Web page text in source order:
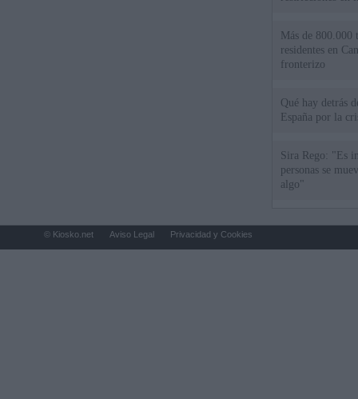
Más de 800.000
residentes en
fronterizo
Qué hay detrás
España por la
Sira Rego: "Es
personas se
algo"
© Kiosko.net Aviso Legal Privacidad y Cookies